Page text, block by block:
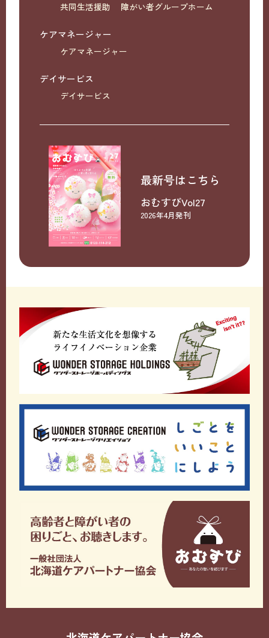
共同生活援助
障がい者グループホーム
ケアマネージャー
ケアマネージャー
デイサービス
デイサービス
最新号はこちら
おむすびVol27
2026年4月発刊